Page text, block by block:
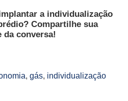
a individualização
Compartilhe sua
da conversa!
, gás, individualização